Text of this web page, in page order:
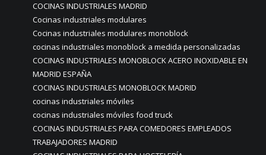
COCINAS INDUSTRIALES MADRID
Cocinas industriales modulares
Cocinas industriales modulares monoblock
cocinas industriales monoblock a medida personalizadas
COCINAS INDUSTRIALES MONOBLOCK ACERO INOXIDABLE EN
MADRID ESPAÑA
COCINAS INDUSTRIALES MONOBLOCK MADRID
cocinas industriales móviles
cocinas industriales móviles food truck
COCINAS INDUSTRIALES PARA COMEDORES EMPLEADOS
TRABAJADORES MADRID